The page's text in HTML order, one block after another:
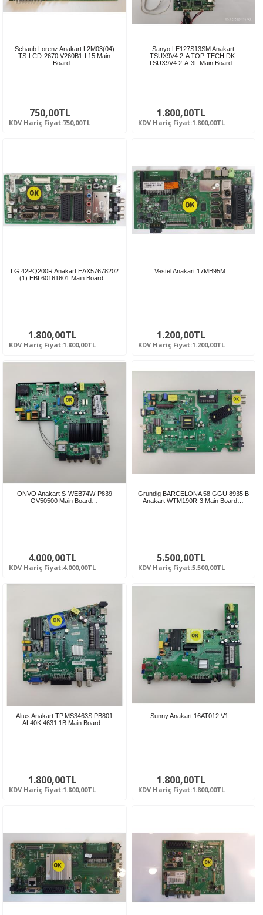
Schaub Lorenz Anakart L2M03(04)
TS-LCD-2670 V260B1-L15 Main
Board…
750,00TL
KDV Hariç Fiyat:750,00TL
Sanyo LE127S13SM Anakart
TSUX9V4.2-A TOP-TECH DK-
TSUX9V4.2-A-3L Main Board…
1.800,00TL
KDV Hariç Fiyat:1.800,00TL
LG 42PQ200R Anakart EAX57678202
(1) EBL60161601 Main Board…
1.800,00TL
KDV Hariç Fiyat:1.800,00TL
Vestel Anakart 17MB95M…
1.200,00TL
KDV Hariç Fiyat:1.200,00TL
ONVO Anakart S-WEB74W-P839
OV50500 Main Board…
4.000,00TL
KDV Hariç Fiyat:4.000,00TL
Grundig BARCELONA 58 GGU 8935 B
Anakart WTM190R-3 Main Board…
5.500,00TL
KDV Hariç Fiyat:5.500,00TL
Altus Anakart TP.MS3463S.PB801
AL40K 4631 1B Main Board…
1.800,00TL
KDV Hariç Fiyat:1.800,00TL
Sunny Anakart 16AT012 V1.…
1.800,00TL
KDV Hariç Fiyat:1.800,00TL